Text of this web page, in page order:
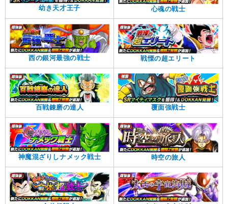
幼き天才王子 心魂の戦士
西の銀河最強の戦士 戦慄の超エリート
百戦錬磨の達人 覆面強戦士
神魔混ざりしナメック戦士 時空の旅人